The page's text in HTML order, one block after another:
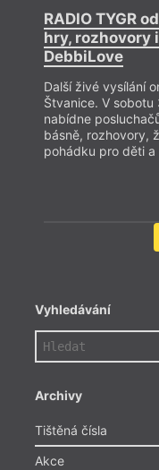
RADIO TYGR
hry, rozhovory
DebbiLove
Další živé vysílání
Štvanice. V sobotu
nabídne
básně, rozhovory,
pohádku pro děti
Vyhledávání
Archivy
Tištěná čísla
Akce